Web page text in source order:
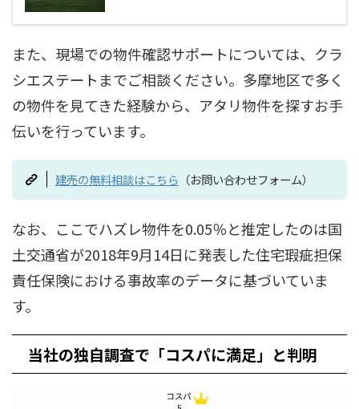
また、現場での物件確認サポートについては、クラ
シエステートまでご相談ください。多摩地区で多く
の物件を見てきた経験から、アタリ物件を探すお手
伝いを行っています。
建売の無料相談はこちら （お問い合わせフォーム）
なお、ここでハズレ物件を0.05％と推定したのは国
土交通省が2018年9月14日に発表した住宅瑕疵担保
責任保険における事故率のデータに基づいていま
す。
当社の独自調査で「コスパに満足」と判明